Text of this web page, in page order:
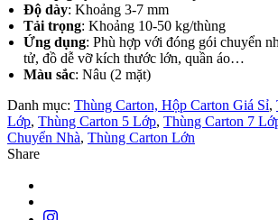
Độ dày: Khoảng 3-7 mm
Tải trọng: Khoảng 10-50 kg/thùng
Ứng dụng: Phù hợp với đóng gói chuyển
tử, đồ dễ vỡ kích thước lớn, quần áo…
Màu sắc: Nâu (2 mặt)
Danh mục: Thùng Carton, Hộp Carton Giá Sỉ,
Lớp, Thùng Carton 5 Lớp, Thùng Carton 7
Chuyển Nhà, Thùng Carton Lớn
Share